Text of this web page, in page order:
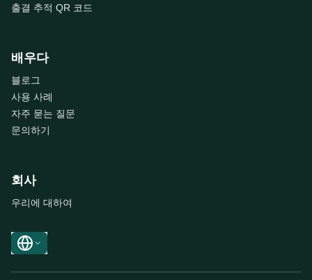
출결 추적 QR 코드
배우다
블로그
사용 사례
자주 묻는 질문
문의하기
회사
우리에 대하여